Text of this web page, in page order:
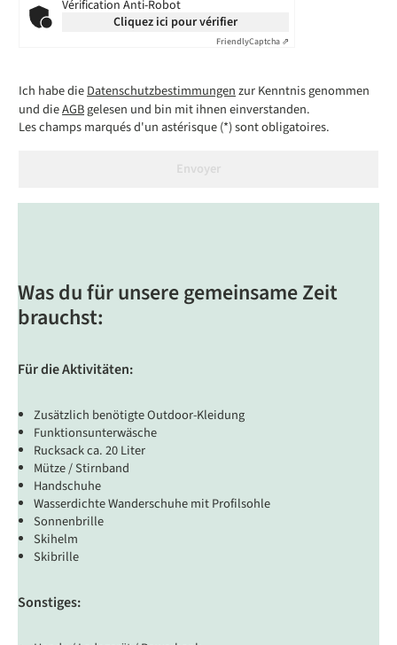
Vérification Anti-Robot
Cliquez ici pour vérifier
FriendlyCaptcha ⇗
Ich habe dieDatenschutzbestimmungenzur Kenntnis genommen
und dieAGBgelesen und bin mit ihnen einverstanden.
Les champs marqués d'un astérisque (*) sont obligatoires.
Envoyer
Was du für unsere gemeinsame Zeit
brauchst:
Für die Aktivitäten:
Zusätzlich benötigte Outdoor-Kleidung
Funktionsunterwäsche
Rucksack ca. 20 Liter
Mütze / Stirnband
Handschuhe
Wasserdichte Wanderschuhe mit Profilsohle
Sonnenbrille
Skihelm
Skibrille
Sonstiges: